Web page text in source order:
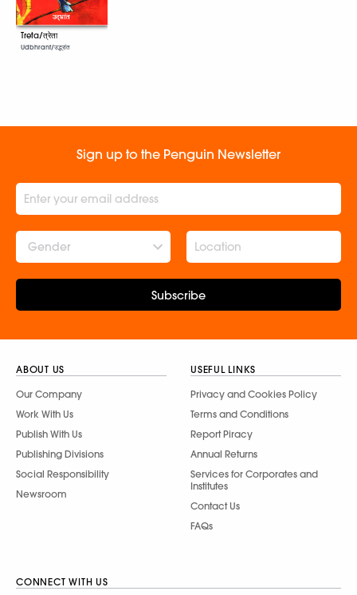
Treta/त्रेता
Udbhrant/उद्भ्रांत
Sign up to the Penguin Newsletter
Gender
Subscribe
ABOUT US
Our Company
Work With Us
Publish With Us
Publishing Divisions
Social Responsibility
Newsroom
USEFUL LINKS
Privacy and Cookies Policy
Terms and Conditions
Report Piracy
Annual Returns
Services for Corporates and
Institutes
Contact Us
FAQs
CONNECT WITH US